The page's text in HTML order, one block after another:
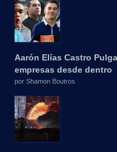
Aarón Elías Castro
empresas desde dentro
por Shamon Boutros